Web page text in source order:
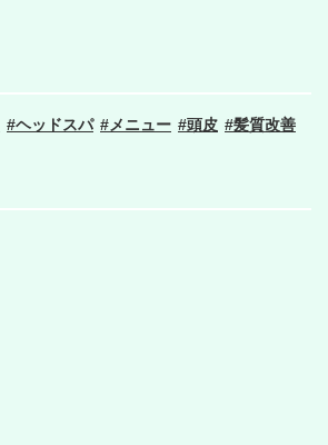
ヘッドスパ メニュー 頭皮 髪質改善